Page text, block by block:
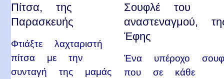
Πίτσα, της
Παρασκευής
Φτιάξτε λαχταριστή
πίτσα με την
συνταγή της μαμάς
Σουφλέ του
αναστεναγμού,
Έφης
Ένα υπέροχο
που σε κάθε